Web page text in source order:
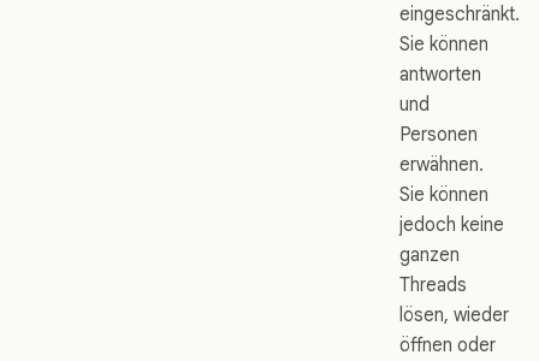
eingeschränkt.
Sie können
antworten
und
Personen
erwähnen.
Sie können
jedoch keine
ganzen
Threads
lösen, wieder
öffnen oder